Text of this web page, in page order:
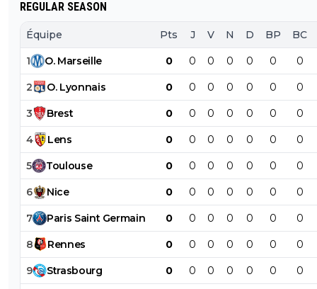
REGULAR SEASON
Équipe Pts J V N D BP BC
1 O. Marseille 0 0 0 0 0 0 0
2 O. Lyonnais 0 0 0 0 0 0 0
3 Brest 0 0 0 0 0 0 0
4 Lens 0 0 0 0 0 0 0
5 Toulouse 0 0 0 0 0 0 0
6 Nice 0 0 0 0 0 0 0
7 Paris Saint Germain 0 0 0 0 0 0 0
8 Rennes 0 0 0 0 0 0 0
9 Strasbourg 0 0 0 0 0 0 0